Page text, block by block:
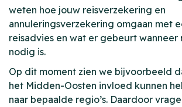
weten hoe jouw reisverzekering en
annuleringsverzekering omgaan met
reisadvies en wat er gebeurt wanneer
nodig is.
Op dit moment zien we bijvoorbeeld
het Midden-Oosten invloed kunnen
naar bepaalde regio’s. Daardoor